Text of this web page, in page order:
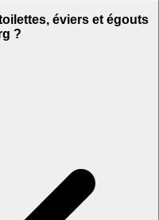
éviers et égouts
?